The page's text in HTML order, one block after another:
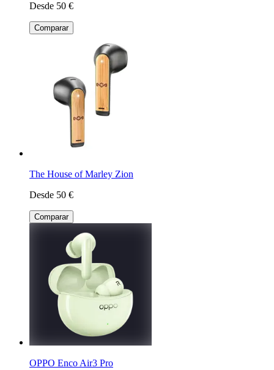
Desde 50 €
Comparar
The House of Marley Zion
Desde 50 €
Comparar
OPPO Enco Air3 Pro